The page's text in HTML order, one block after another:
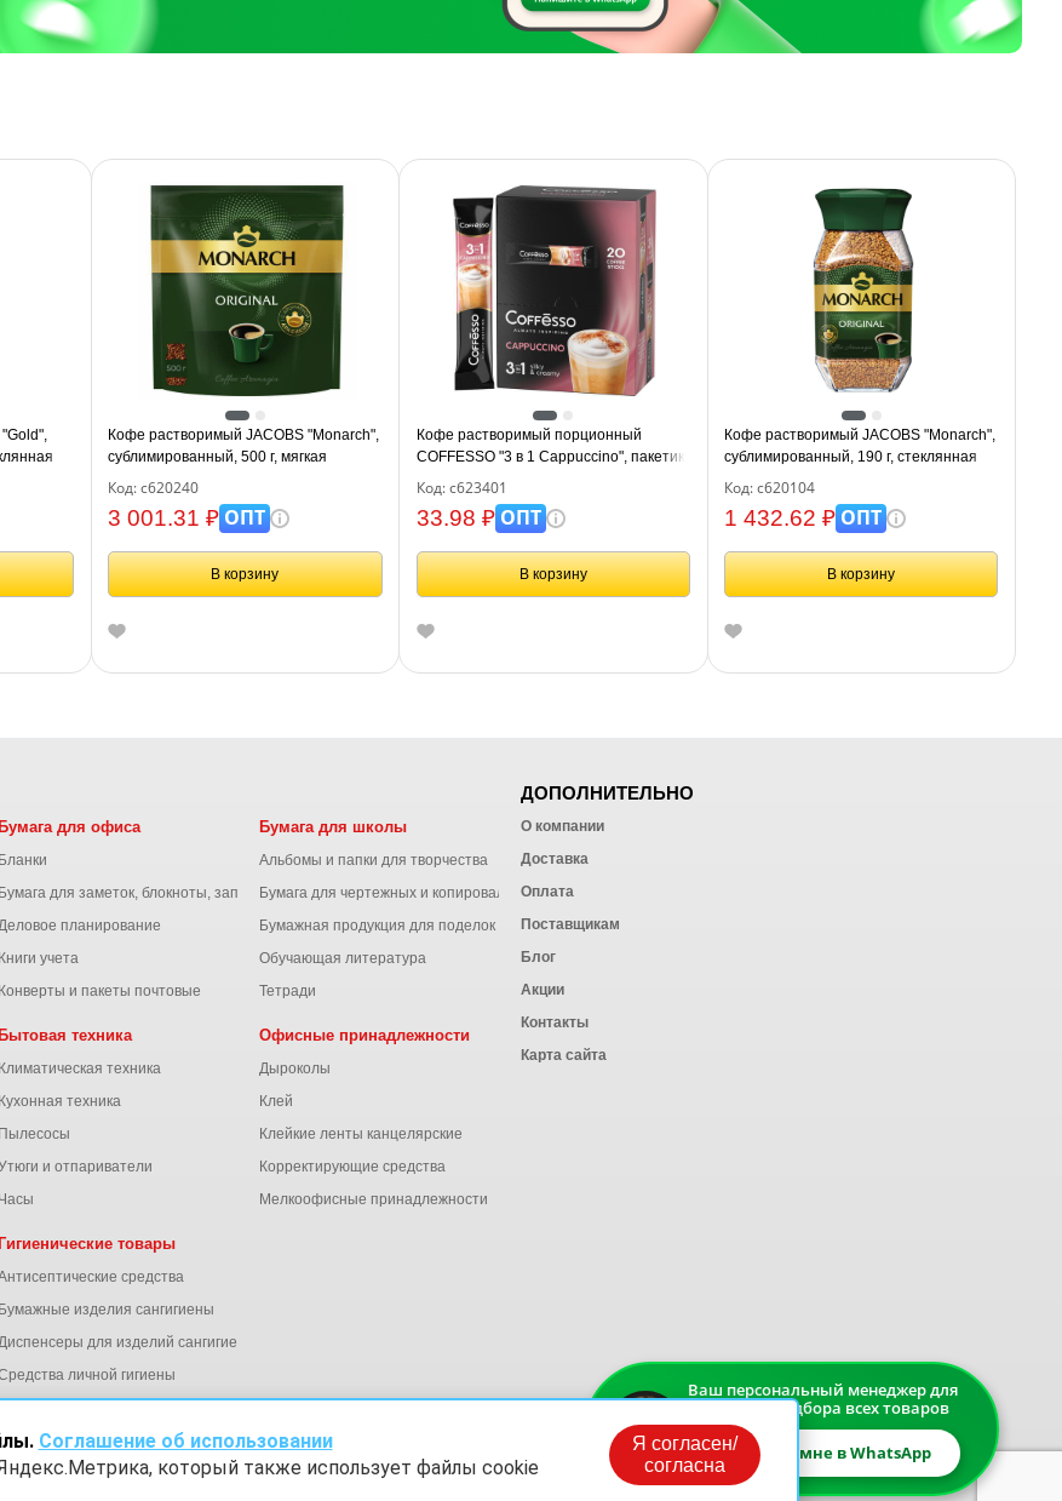
Кофе растворимый JACOBS "Monarch",
сублимированный, 500 г, мягкая
упаковка, 8052130
Код: с620240
3 001.31 ₽ОПТ
В корзину
Кофе растворимый порционный
COFFESSO "3 в 1 Cappuccino", пакетик
15 г, 102148
Код: с623401
33.98 ₽ОПТ
В корзину
Кофе растворимый JACOBS "Monarch",
сублимированный, 190 г, стеклянная
банка, 8050934
Код: с620104
1 432.62 ₽ОПТ
В корзину
Бумага для офиса
Бланки
Бумага для заметок, блокноты, записные книжки
планирование
Книги учета
Конверты и пакеты почтовые
Бумага для школы
Альбомы и папки для творчества
Бумага для чертежных и копировальных работ
Бумажная продукция для поделок
Обучающая литература
Тетради
Бытовая техника
Климатическая техника
Кухонная техника
Пылесосы
и отпариватели
Часы
Офисные принадлежности
Дыроколы
Клей
Клейкие ленты канцелярские
Корректирующие средства
Мелкоофисные принадлежности
Гигиенические товары
средства
Бумажные изделия сангигиены
для изделий сангигиены
личной гигиены
ДОПОЛНИТЕЛЬНО
О компании
Доставка
Оплата
Поставщикам
Блог
Акции
Контакты
Карта сайта
Ваш персональный менеджер для
быстрого подбора всех товаров
Напишите мне в WhatsApp
Соглашение об использовании
который также использует файлы cookie
Я согласен/
согласна